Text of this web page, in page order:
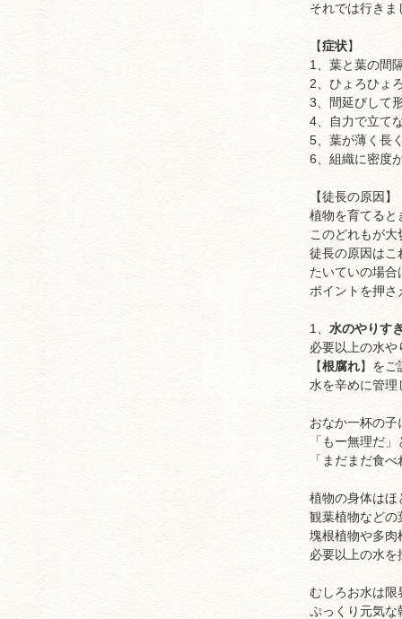
それでは行きま
【症状】
1、葉と葉の間
2、ひょろひょ
3、間延びして
4、自力で立て
5、葉が薄く長
6、組織に密度
【徒長の原因】
植物を育てると
このどれもが
徒長の原因はこ
たいていの場合
ポイントを押
1、 水のやりす
必要以上の水
【根腐れ】を
水を辛めに管理
おなか一杯の
「もー無理だ
「まだまだ食
植物の身体はほ
観葉植物などの
塊根植物や多肉
必要以上の水
むしろお水は限
ぷっくり元気な